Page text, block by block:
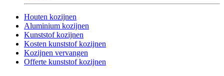
Houten kozijnen
Aluminium kozijnen
Kunststof kozijnen
Kosten kunststof kozijnen
Kozijnen vervangen
Offerte kunststof kozijnen